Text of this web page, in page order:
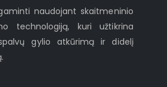
naudojant skaitmeninio
technologiją, kuri užtikrina
gylio atkūrimą ir didelį